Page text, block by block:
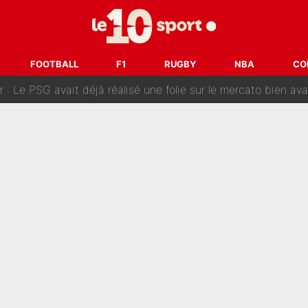
FOOTBALL F1 RUGBY NBA
sa signature au PSG : Voilà les coulisses de son transfert
Seixas est confirmée... et c'est une excellente nouvelle
: Le PSG avait déjà réalisé une folie sur le mercato bien